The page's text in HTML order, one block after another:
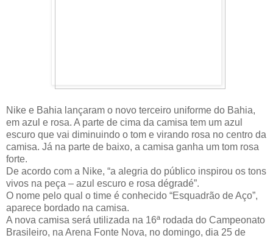
Nike e Bahia lançaram o novo terceiro uniforme do Bahia,
em azul e rosa. A parte de cima da camisa tem um azul
escuro que vai diminuindo o tom e virando rosa no centro da
camisa. Já na parte de baixo, a camisa ganha um tom rosa
forte.
De acordo com a Nike, “a alegria do público inspirou os tons
vivos na peça – azul escuro e rosa dégradé”.
O nome pelo qual o time é conhecido “Esquadrão de Aço”,
aparece bordado na camisa.
A nova camisa será utilizada na 16ª rodada do Campeonato
Brasileiro, na Arena Fonte Nova, no domingo, dia 25 de